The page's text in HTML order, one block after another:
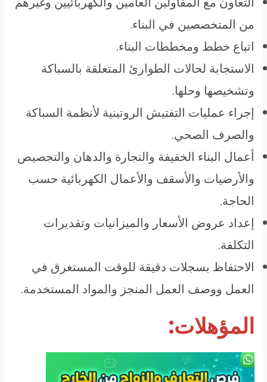
من المتخصصين في البناء.
اتباع خطط ومخططات البناء.
الاستجابة لحالات الطوارئ المتعلقة بالسباكة
وتشخيصها وحلها.
إجراء عمليات التفتيش الروتينية لأنظمة السباكة
والصرف الصحي.
أعمال البناء الخفيفة والنجارة والدهان والتجصيص
والأرضيات والأسقف والأعمال الكهربائية حسب
الحاجة.
إعداد عروض الأسعار والميزانيات وتقديرات
التكلفة.
الاحتفاظ بسجلات دقيقة للوقت المستغرق في
العمل ووصف العمل المنجز والمواد المستخدمة.
المؤهلات: